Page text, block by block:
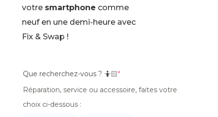
votre smartphone comme
neuf en une demi-heure avec
Fix & Swap !
Que recherchez-vous ? 🤷🏻*
Réparation, service ou accessoire, faites votre
choix ci-dessous :